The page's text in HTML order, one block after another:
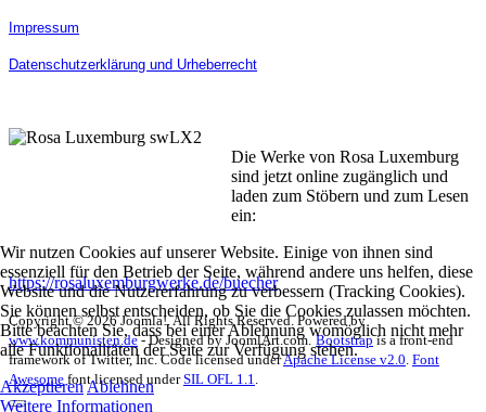
Impressum
Datenschutzerklärung und Urheberrecht
Die Werke von Rosa Luxemburg
sind jetzt online zugänglich und
laden zum Stöbern und zum Lesen
ein:
https://rosaluxemburgwerke.de/buecher
Copyright © 2026 Joomla!. All Rights Reserved. Powered by
www.kommunisten.de- Designed by JoomlArt.com. Bootstrapis a front-end
framework of Twitter, Inc. Code licensed underApache License v2.0 Font
Awesome font licensed underSIL OFL 1.1
Wir nutzen Cookies auf unserer Website. Einige von ihnen sind
essenziell für den Betrieb der Seite, während andere uns helfen, diese
Website und die Nutzererfahrung zu verbessern (Tracking Cookies).
Sie können selbst entscheiden, ob Sie die Cookies zulassen möchten.
Bitte beachten Sie, dass bei einer Ablehnung womöglich nicht mehr
alle Funktionalitäten der Seite zur Verfügung stehen.
AkzeptierenAblehnen
Weitere Informationen